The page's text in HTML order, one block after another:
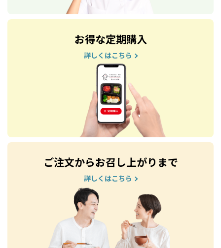
お得な定期購入
詳しくはこちら
ご注文からお召し上がりまで
詳しくはこちら